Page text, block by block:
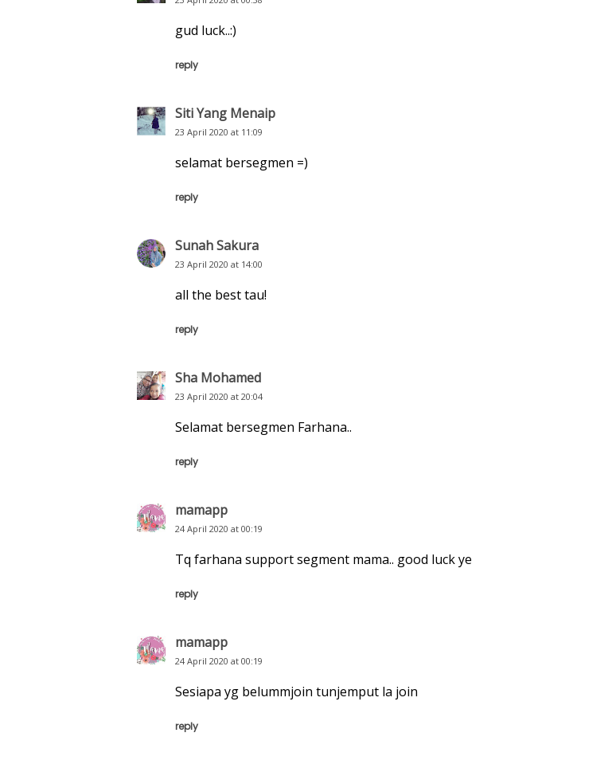
gud luck..:)
reply
Siti Yang Menaip
23 April 2020 at 11:09
selamat bersegmen =)
reply
Sunah Sakura
23 April 2020 at 14:00
all the best tau!
reply
Sha Mohamed
23 April 2020 at 20:04
Selamat bersegmen Farhana..
reply
mamapp
24 April 2020 at 00:19
Tq farhana support segment mama.. good luck ye
reply
mamapp
24 April 2020 at 00:19
Sesiapa yg belummjoin tunjemput la join
reply